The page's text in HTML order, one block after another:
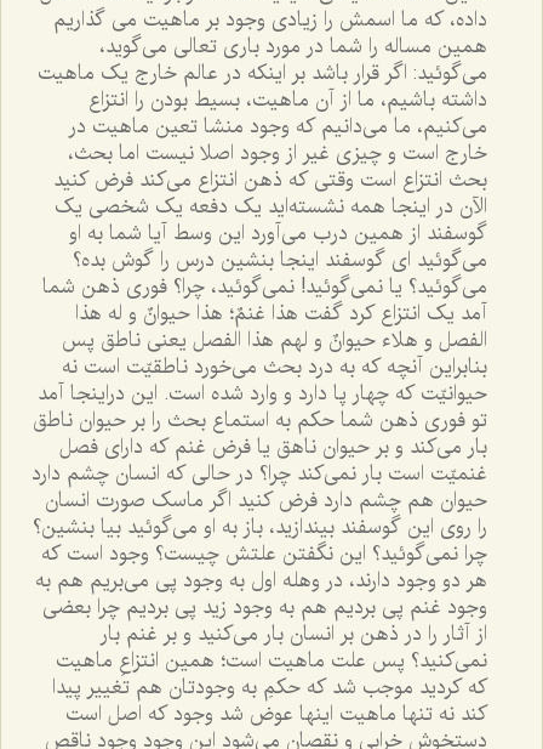
داده، که ما اسمش را زيادى وجود بر ماهيت مى گذاريم
همين مساله را شما در مورد بارى تعالى مى‌گويد،
مى‌گوئيد: اگر قرار باشد بر اينکه در عالم خارج يک ماهيت
داشته باشيم، ما از آن ماهيت، بسيط بودن را انتزاع
مى‌کنيم، ما مى‌دانيم که وجود منشا تعين ماهيت در
خارج است و چيزى غير از وجود اصلا نيست اما بحث،
بحث انتزاع است وقتى که ذهن انتزاع مى‌کند فرض کنيد
الآن در اينجا همه نشسته‌ايد يک دفعه يک شخصى يک
گوسفند از همين درب مى‌آورد اين وسط آيا شما به او
مى‌گوئيد اى گوسفند اينجا بنشين درس را گوش بده؟
مى‌گوئيد؟ يا نمى‌گوئيد! نمى‌گوئيد، چرا؟ فورى ذهن شما
آمد يک انتزاع کرد گفت هذا غنمٌ؛ هذا حيوانٌ و له هذا
الفصل و هلاء حيوانٌ و لهم هذا الفصل يعنى ناطق پس
بنابراين آنچه که به درد بحث مى‌خورد ناطقيّت است نه
حيوانيّت که چهار پا دارد و وارد شده است. اين دراينجا آمد
تو فورى ذهن شما حکم به استماع بحث را بر حيوان ناطق
بار مى‌کند و بر حيوان ناهق يا فرض غنم که داراى فصل
غنميّت است بار نمى‌کند چرا؟ در حالى که انسان چشم دارد
حيوان هم چشم دارد فرض کنيد اگر ماسک صورت انسان
را روى اين گوسفند بيندازيد، باز به او مى‌گوئيد بيا بنشين؟
چرا نمى‌گوئيد؟ اين نگفتن علتش چيست؟ وجود است که
هر دو وجود دارند، در وهله اول به وجود پى مى‌بريم هم به
وجود غنم پى برديم هم به وجود زيد پى برديم چرا بعضى
از آثار را در ذهن بر انسان بار مى‌کنيد و بر غنم بار
نمى‌کنيد؟ پس علت ماهيت است؛ همين انتزاعِ ماهيت
که کرديد موجب شد که حکمِ به وجودتان هم تغيير پيدا
کند نه تنها ماهيت اينها عوض شد وجود که اصل است
دستخوش خرابى و نقصان مى‌شود اين وجود وجود ناقص